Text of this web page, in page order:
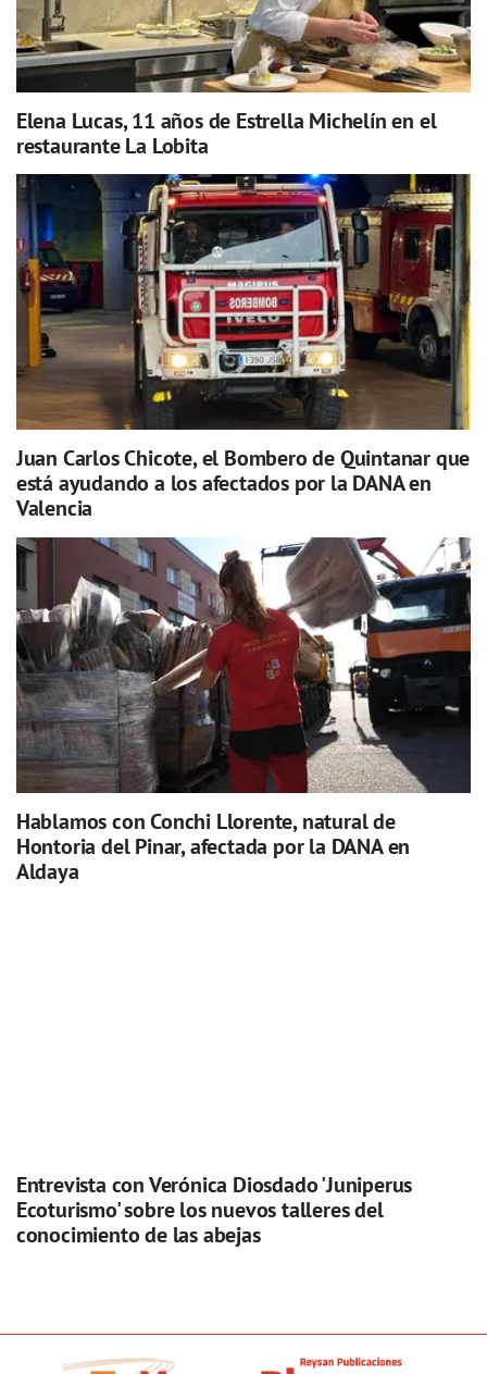
Elena Lucas, 11 años de Estrella Michelín en el
restaurante La Lobita
Juan Carlos Chicote, el Bombero de Quintanar que
está ayudando a los afectados por la DANA en
Valencia
Hablamos con Conchi Llorente, natural de
Hontoria del Pinar, afectada por la DANA en
Aldaya
Entrevista con Verónica Diosdado 'Juniperus
Ecoturismo' sobre los nuevos talleres del
conocimiento de las abejas